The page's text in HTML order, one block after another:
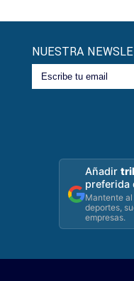
NUESTRA
Añadir
preferida
Mantente
deportes,
empresas.